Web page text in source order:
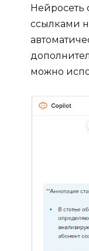
Нейросеть
ссылками
можно